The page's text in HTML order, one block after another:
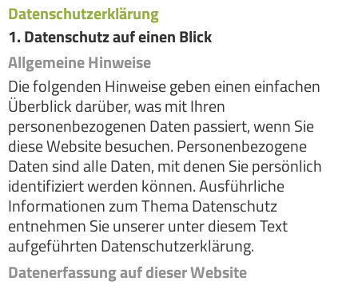
Datenschutz­erklärung
1. Datenschutz auf einen Blick
Allgemeine Hinweise
Die folgenden Hinweise geben einen einfachen
Überblick darüber, was mit Ihren
personenbezogenen Daten passiert, wenn Sie
diese Website besuchen. Personenbezogene
Daten sind alle Daten, mit denen Sie persönlich
identifiziert werden können. Ausführliche
Informationen zum Thema Datenschutz
entnehmen Sie unserer unter diesem Text
aufgeführten Datenschutzerklärung.
Datenerfassung auf dieser Website